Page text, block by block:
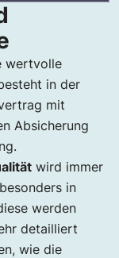
wertvolle
in der
mit
Absicherung
wird immer
in
werden
detailliert
wie die